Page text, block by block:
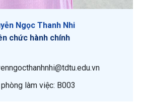
Ngọc Thanh Nhi
chức hành chính
làm việc: B003